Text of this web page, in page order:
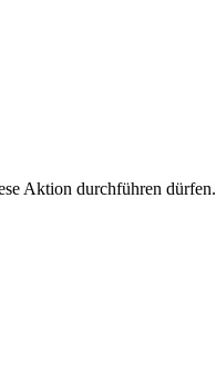
Aktion durchführen dürfen.